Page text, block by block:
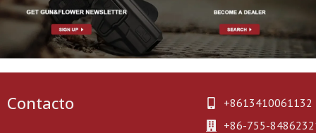
Contacto
+8613410061132
+86-755-